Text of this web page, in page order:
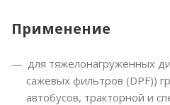
Применение
для тяжелонагруженных
сажевых фильтров (DPF))
автобусов, тракторной и